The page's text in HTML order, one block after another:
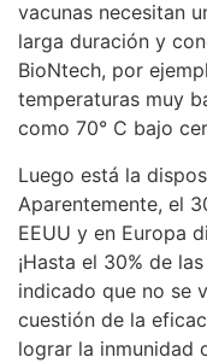
vacunas necesitan
larga duración y
BioNtech, por
temperaturas muy
como 70° C bajo
Luego está la
Aparentemente, el
EEUU y en Europa
¡Hasta el 30% de
indicado que no se
cuestión de la
lograr la inmunidad